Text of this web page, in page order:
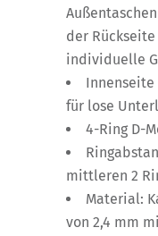
der
individuelle
für lose
4-Ring D-
mittleren 2
Material:
von 2,4 mm